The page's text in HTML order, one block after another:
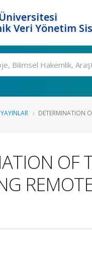
Veri Yönetim
DETERMINATION
OF